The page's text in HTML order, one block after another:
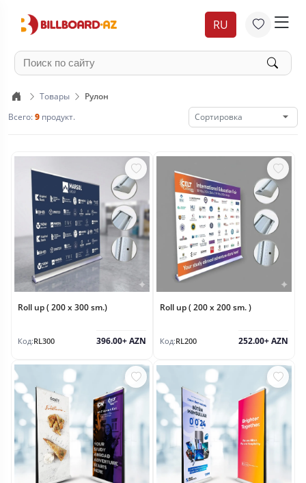
RU
Товары
Рулон
Всего:9 продукт.
Roll up ( 200 x 300 sm.)
Код:RL300 396.00+ AZN
Roll up ( 200 x 200 sm. )
Код:RL200 252.00+ AZN